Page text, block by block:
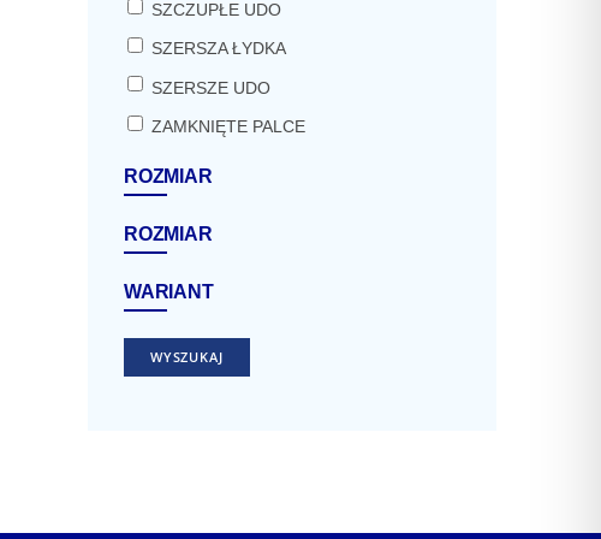
SZCZUPŁE UDO
SZERSZA ŁYDKA
SZERSZE UDO
ZAMKNIĘTE PALCE
ROZMIAR
ROZMIAR
WARIANT
WYSZUKAJ